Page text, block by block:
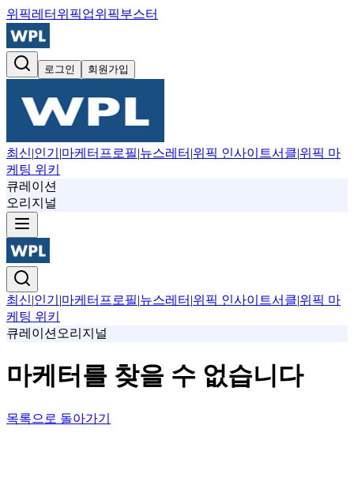
위픽레터 위픽업위픽부스터
로그인 회원가입
최신|인기 |마케터프로필|뉴스레터 |위픽 인사이트서클|위픽 마
케팅 위키
큐레이션
오리지널
최신|인기 |마케터프로필|뉴스레터 |위픽 인사이트서클|위픽 마
케팅 위키
큐레이션 오리지널
마케터를 찾을 수 없습니다
목록으로 돌아가기